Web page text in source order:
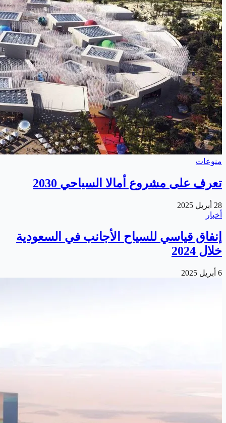
منوعات
تعرف على مشروع أمالا السياحي 2030
28 أبريل 2025
أخبار
إنفاق قياسي للسياح الأجانب في السعودية
خلال 2024
6 أبريل 2025